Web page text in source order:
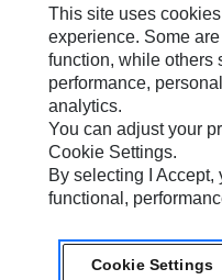
联系 Caterpillar
站点地图
Cookie Settings
法律
隐私
Asia-Chinese© 2026
This site uses
experience. Some
function, while others
performance,
analytics.
You can adjust your
Cookie Settings.
By selecting I Accept,
functional,
Cookie Settings